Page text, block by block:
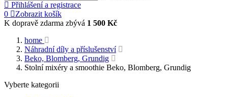
Přihlášení a registrace
0
Zobrazit košík
K dopravě zdarma zbývá 1 500 Kč
home
Náhradní díly a příslušenství
Beko, Blomberg, Grundig
Stolní mixéry a smoothie Beko, Blomberg, Grundig
Vyberte kategorii